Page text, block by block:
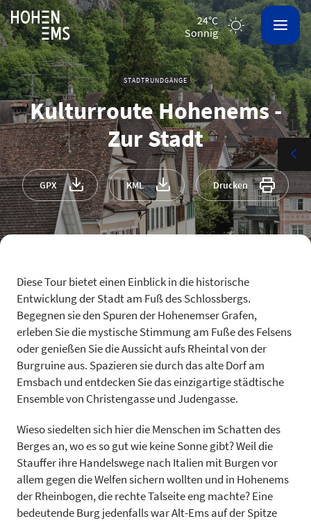
24°C
sonnig
STADTRUNDGÄNGE
Kulturroute Hohenems -
Zur Stadt
GPX KML Drucken
Diese Tour bietet einen Einblick in die historische
Entwicklung der Stadt am Fuß des Schlossbergs.
Begegnen sie den Spuren der Hohenemser Grafen,
erleben Sie die mystische Stimmung am Fuße des Felsens
oder genießen Sie die Aussicht aufs Rheintal von der
Burgruine aus. Spazieren sie durch das alte Dorf am
Emsbach und entdecken Sie das einzigartige städtische
Ensemble von Christengasse und Judengasse.
Wieso siedelten sich hier die Menschen im Schatten des
Berges an, wo es so gut wie keine Sonne gibt? Weil die
Stauffer ihre Handelswege nach Italien mit Burgen vor
allem gegen die Welfen sichern wollten und in Hohenems
der Rheinbogen, die rechte Talseite eng machte? Eine
bedeutende Burg jedenfalls war Alt-Ems auf der Spitze